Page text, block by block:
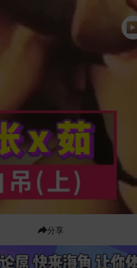
分享